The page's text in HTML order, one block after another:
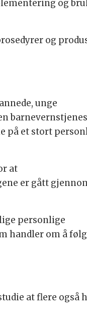
og
og
unge
på et stort
at
er gått
personlige
handler om å
at flere også